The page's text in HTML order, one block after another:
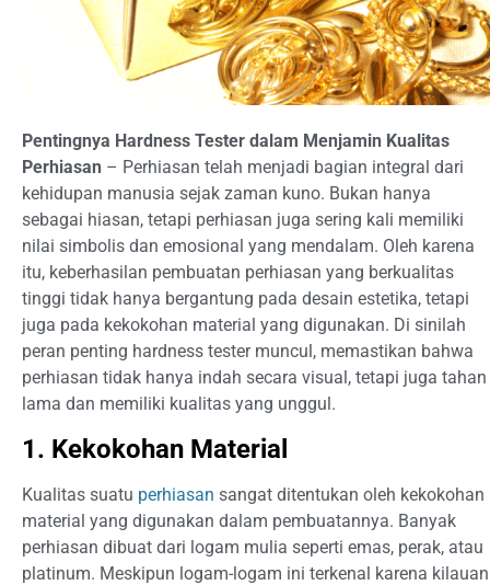
Pentingnya Hardness Tester dalam Menjamin Kualitas
Perhiasan – Perhiasan telah menjadi bagian integral dari
kehidupan manusia sejak zaman kuno. Bukan hanya
sebagai hiasan, tetapi perhiasan juga sering kali memiliki
nilai simbolis dan emosional yang mendalam. Oleh karena
itu, keberhasilan pembuatan perhiasan yang berkualitas
tinggi tidak hanya bergantung pada desain estetika, tetapi
juga pada kekokohan material yang digunakan. Di sinilah
peran penting hardness tester muncul, memastikan bahwa
perhiasan tidak hanya indah secara visual, tetapi juga tahan
lama dan memiliki kualitas yang unggul.
1. Kekokohan Material
Kualitas suatu perhiasan sangat ditentukan oleh kekokohan
material yang digunakan dalam pembuatannya. Banyak
perhiasan dibuat dari logam mulia seperti emas, perak, atau
platinum. Meskipun logam-logam ini terkenal karena kilauan